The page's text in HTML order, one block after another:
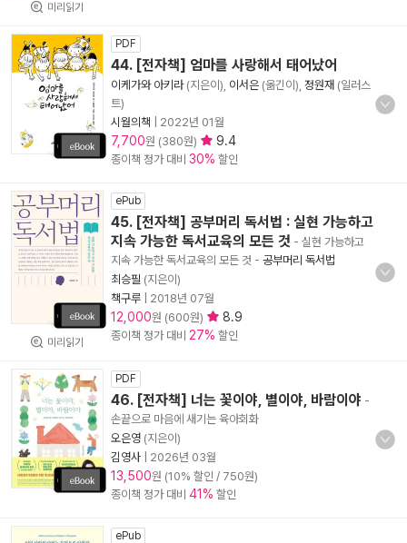
미리읽기
PDF
44. [전자책] 엄마를 사랑해서 태어났어
이케가와 아키라(지은이), 이서은 (옮긴이), 정원재 (일러스
트)
시월의책
2022년 01월
7,700원 (380원) 9.4
종이책 정가 대비 30% 할인
미리읽기
ePub
45. [전자책] 공부머리 독서법 : 실현 가능하고
지속 가능한 독서교육의 모든 것 - 실현 가능하고
지속 가능한 독서교육의 모든 것 - 공부머리 독서법
최승필 (지은이)
책구루
2018년 07월
12,000원 (600원) 8.9
종이책 정가 대비 27% 할인
PDF
46. [전자책] 너는 꽃이야, 별이야, 바람이야 -
손끝으로 마음에 새기는 육아회화
오은영 (지은이)
김영사
2026년 03월
13,500원 (10% 할인 / 750원)
종이책 정가 대비 41% 할인
ePub